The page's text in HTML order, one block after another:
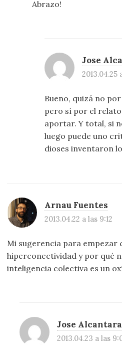
Abrazo!
Jose
2013.04.25
Bueno, quizá no
pero sí por el
aportar. Y total, si
luego puede uno
dioses inventaron
Arnau Fuentes
2013.04.22 a las 9:12
Mi sugerencia para empezar
hiperconectividad y por qué
inteligencia colectiva es un
Jose Alcantara
2013.04.23 a las